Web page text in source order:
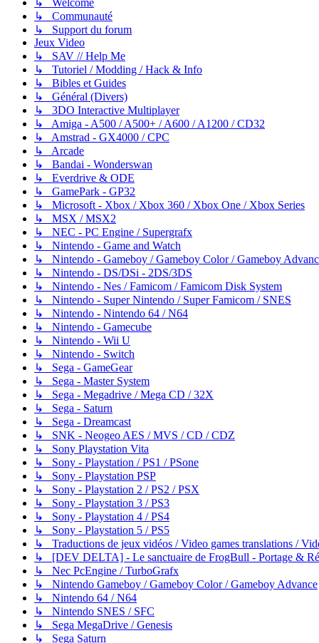
↳ Welcome
↳ Communauté
↳ Support du forum
Jeux Video
↳ SAV // Help Me
↳ Tutoriel / Modding / Hack & Info
↳ Bibles et Guides
↳ Général (Divers)
↳ 3DO Interactive Multiplayer
↳ Amiga - A500 / A500+ / A600 / A1200 / CD32
↳ Amstrad - GX4000 / CPC
↳ Arcade
↳ Bandai - Wonderswan
↳ Everdrive & ODE
↳ GamePark - GP32
↳ Microsoft - Xbox / Xbox 360 / Xbox One / Xbox Series
↳ MSX / MSX2
↳ NEC - PC Engine / Supergrafx
↳ Nintendo - Game and Watch
↳ Nintendo - Gameboy / Gameboy Color / Gameboy
↳ Nintendo - DS/DSi - 2DS/3DS
↳ Nintendo - Nes / Famicom / Famicom Disk System
↳ Nintendo - Super Nintendo / Super Famicom / SNES
↳ Nintendo - Nintendo 64 / N64
↳ Nintendo - Gamecube
↳ Nintendo - Wii U
↳ Nintendo - Switch
↳ Sega - GameGear
↳ Sega - Master System
↳ Sega - Megadrive / Mega CD / 32X
↳ Sega - Saturn
↳ Sega - Dreamcast
↳ SNK - Neogeo AES / MVS / CD / CDZ
↳ Sony Playstation Vita
↳ Sony - Playstation / PS1 / PSone
↳ Sony - Playstation PSP
↳ Sony - Playstation 2 / PS2 / PSX
↳ Sony - Playstation 3 / PS3
↳ Sony - Playstation 4 / PS4
↳ Sony - Playstation 5 / PS5
↳ Traductions de jeux vidéos / Video games translations /
↳ [DEV DELTA] - Le sanctuaire de FrogBull - Portage &
↳ Nec PcEngine / TurboGrafx
↳ Nintendo Gameboy / Gameboy Color / Gameboy Advance
↳ Nintendo 64 / N64
↳ Nintendo SNES / SFC
↳ Sega MegaDrive / Genesis
↳ Sega Saturn